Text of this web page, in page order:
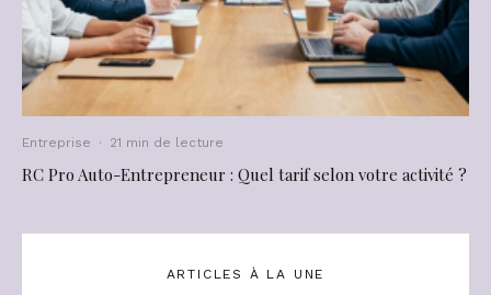
Entreprise · 21 min de lecture
RC Pro Auto-Entrepreneur : Quel tarif selon votre activité ?
ARTICLES À LA UNE